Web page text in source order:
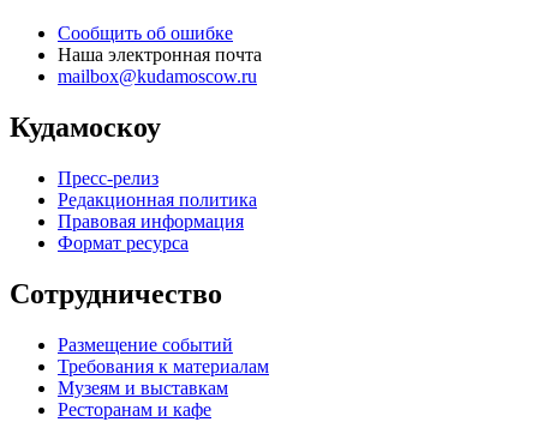
Сообщить об ошибке
Наша электронная почта
mailbox@kudamoscow.ru
Кудамоскоу
Пресс-релиз
Редакционная политика
Правовая информация
Формат ресурса
Сотрудничество
Размещение событий
Требования к материалам
Музеям и выставкам
Ресторанам и кафе